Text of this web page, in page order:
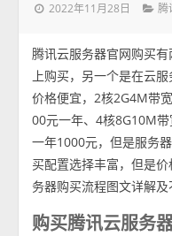
2022年11月28日 腾
腾讯云服务器官网购买
上购买，另一个是在云
价格便宜，2核2G4M带
00元一年、4核8G10M
一年1000元，但是服务
买配置选择丰富，但是
务器购买流程图文详解及
购买腾讯云服务